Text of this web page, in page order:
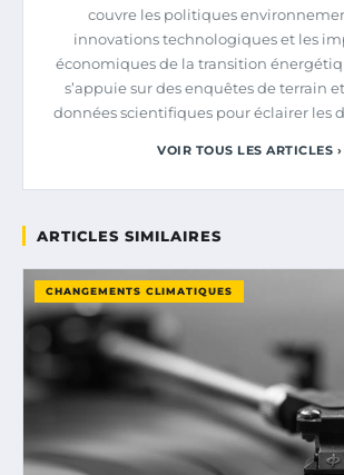
couvre les politiques
innovations technologiques et les
économiques de la transition
s’appuie sur des enquêtes de terrain
données scientifiques pour éclairer les
VOIR TOUS LES ARTICLES ›
ARTICLES SIMILAIRES
CHANGEMENTS CLIMATIQUES